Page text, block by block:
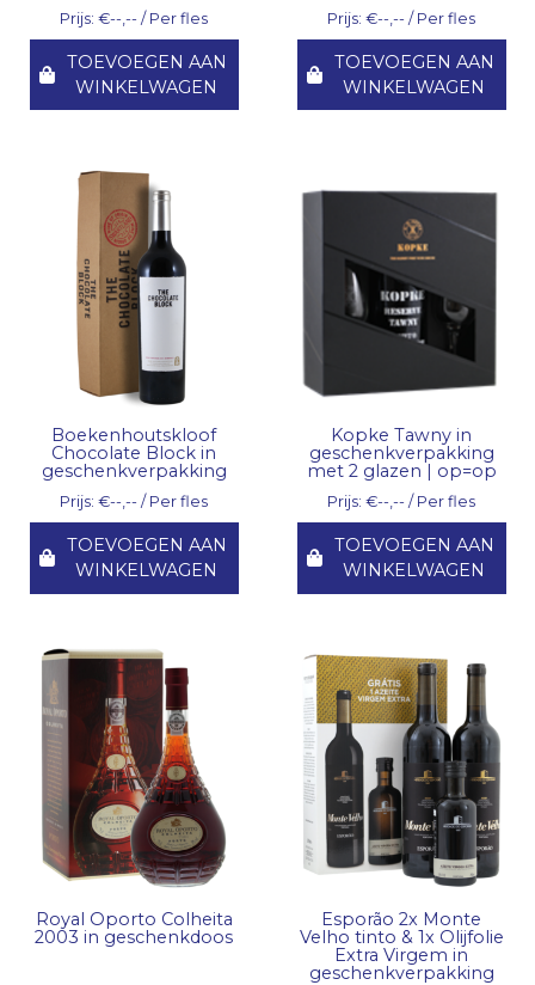
Prijs: €--,-- / Per fles
TOEVOEGEN AAN
WINKELWAGEN
Prijs: €--,-- / Per fles
TOEVOEGEN AAN
WINKELWAGEN
Boekenhoutskloof
Chocolate Block in
geschenkverpakking
Prijs: €--,-- / Per fles
TOEVOEGEN AAN
WINKELWAGEN
Kopke Tawny in
geschenkverpakking
met 2 glazen | op=op
Prijs: €--,-- / Per fles
TOEVOEGEN AAN
WINKELWAGEN
Royal Oporto Colheita
2003 in geschenkdoos
Esporão 2x Monte
Velho tinto & 1x Olijfolie
Extra Virgem in
geschenkverpakking